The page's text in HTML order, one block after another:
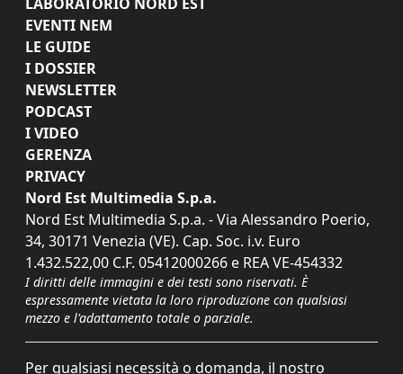
EVENTI NEM
LE GUIDE
I DOSSIER
NEWSLETTER
PODCAST
I VIDEO
GERENZA
PRIVACY
Nord Est Multimedia S.p.a.
Nord Est Multimedia S.p.a. - Via Alessandro Poerio,
34, 30171 Venezia (VE). Cap. Soc. i.v. Euro
1.432.522,00 C.F. 05412000266 e REA VE-454332
I diritti delle immagini e dei testi sono riservati. È
espressamente vietata la loro riproduzione con qualsiasi
mezzo e l'adattamento totale o parziale.
Per qualsiasi necessità o domanda, il nostro